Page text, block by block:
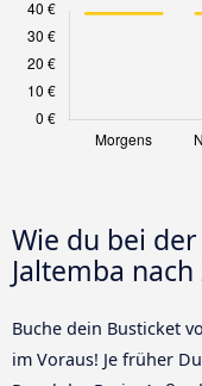
Wie du bei
Jaltemba
Buche dein Busticket
im Voraus! Je früher